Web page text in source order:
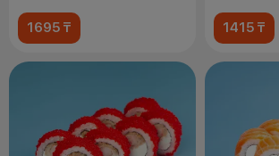
1695 ₸ 1415 ₸